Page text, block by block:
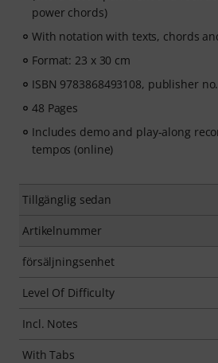
power chords)
With notation with texts, chords
Format: 23 x 30 cm
ISBN 9783868493108, publisher
48 Pages
Includes demo and play-along
tempos (online)
Tillgänglig sedan
Artikelnummer
försäljningsenhet
Level Of Difficulty
Incl. Notes
With Tabs